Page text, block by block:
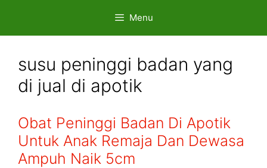
content
Menu
susu peninggi badan yang
di jual di apotik
Obat Peninggi Badan Di Apotik
Untuk Anak Remaja Dan Dewasa
Ampuh Naik 5cm